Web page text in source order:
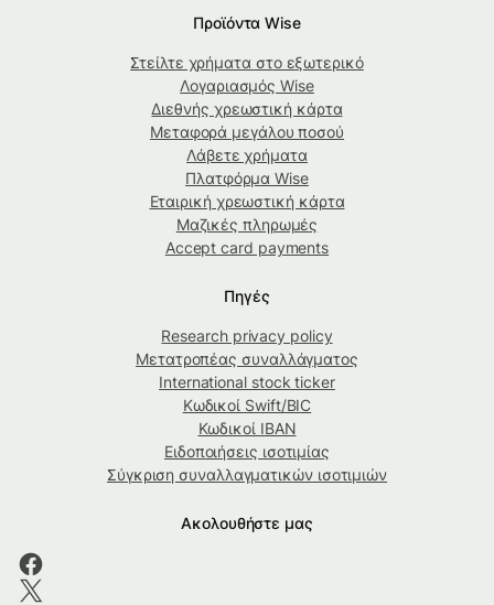
Προϊόντα Wise
Στείλτε χρήματα στο εξωτερικό
Λογαριασμός Wise
Διεθνής χρεωστική κάρτα
Μεταφορά μεγάλου ποσού
Λάβετε χρήματα
Πλατφόρμα Wise
Εταιρική χρεωστική κάρτα
Μαζικές πληρωμές
Accept card payments
Πηγές
Research privacy policy
Μετατροπέας συναλλάγματος
International stock ticker
Κωδικοί Swift/BIC
Κωδικοί IBAN
Ειδοποιήσεις ισοτιμίας
Σύγκριση συναλλαγματικών ισοτιμιών
Ακολουθήστε μας